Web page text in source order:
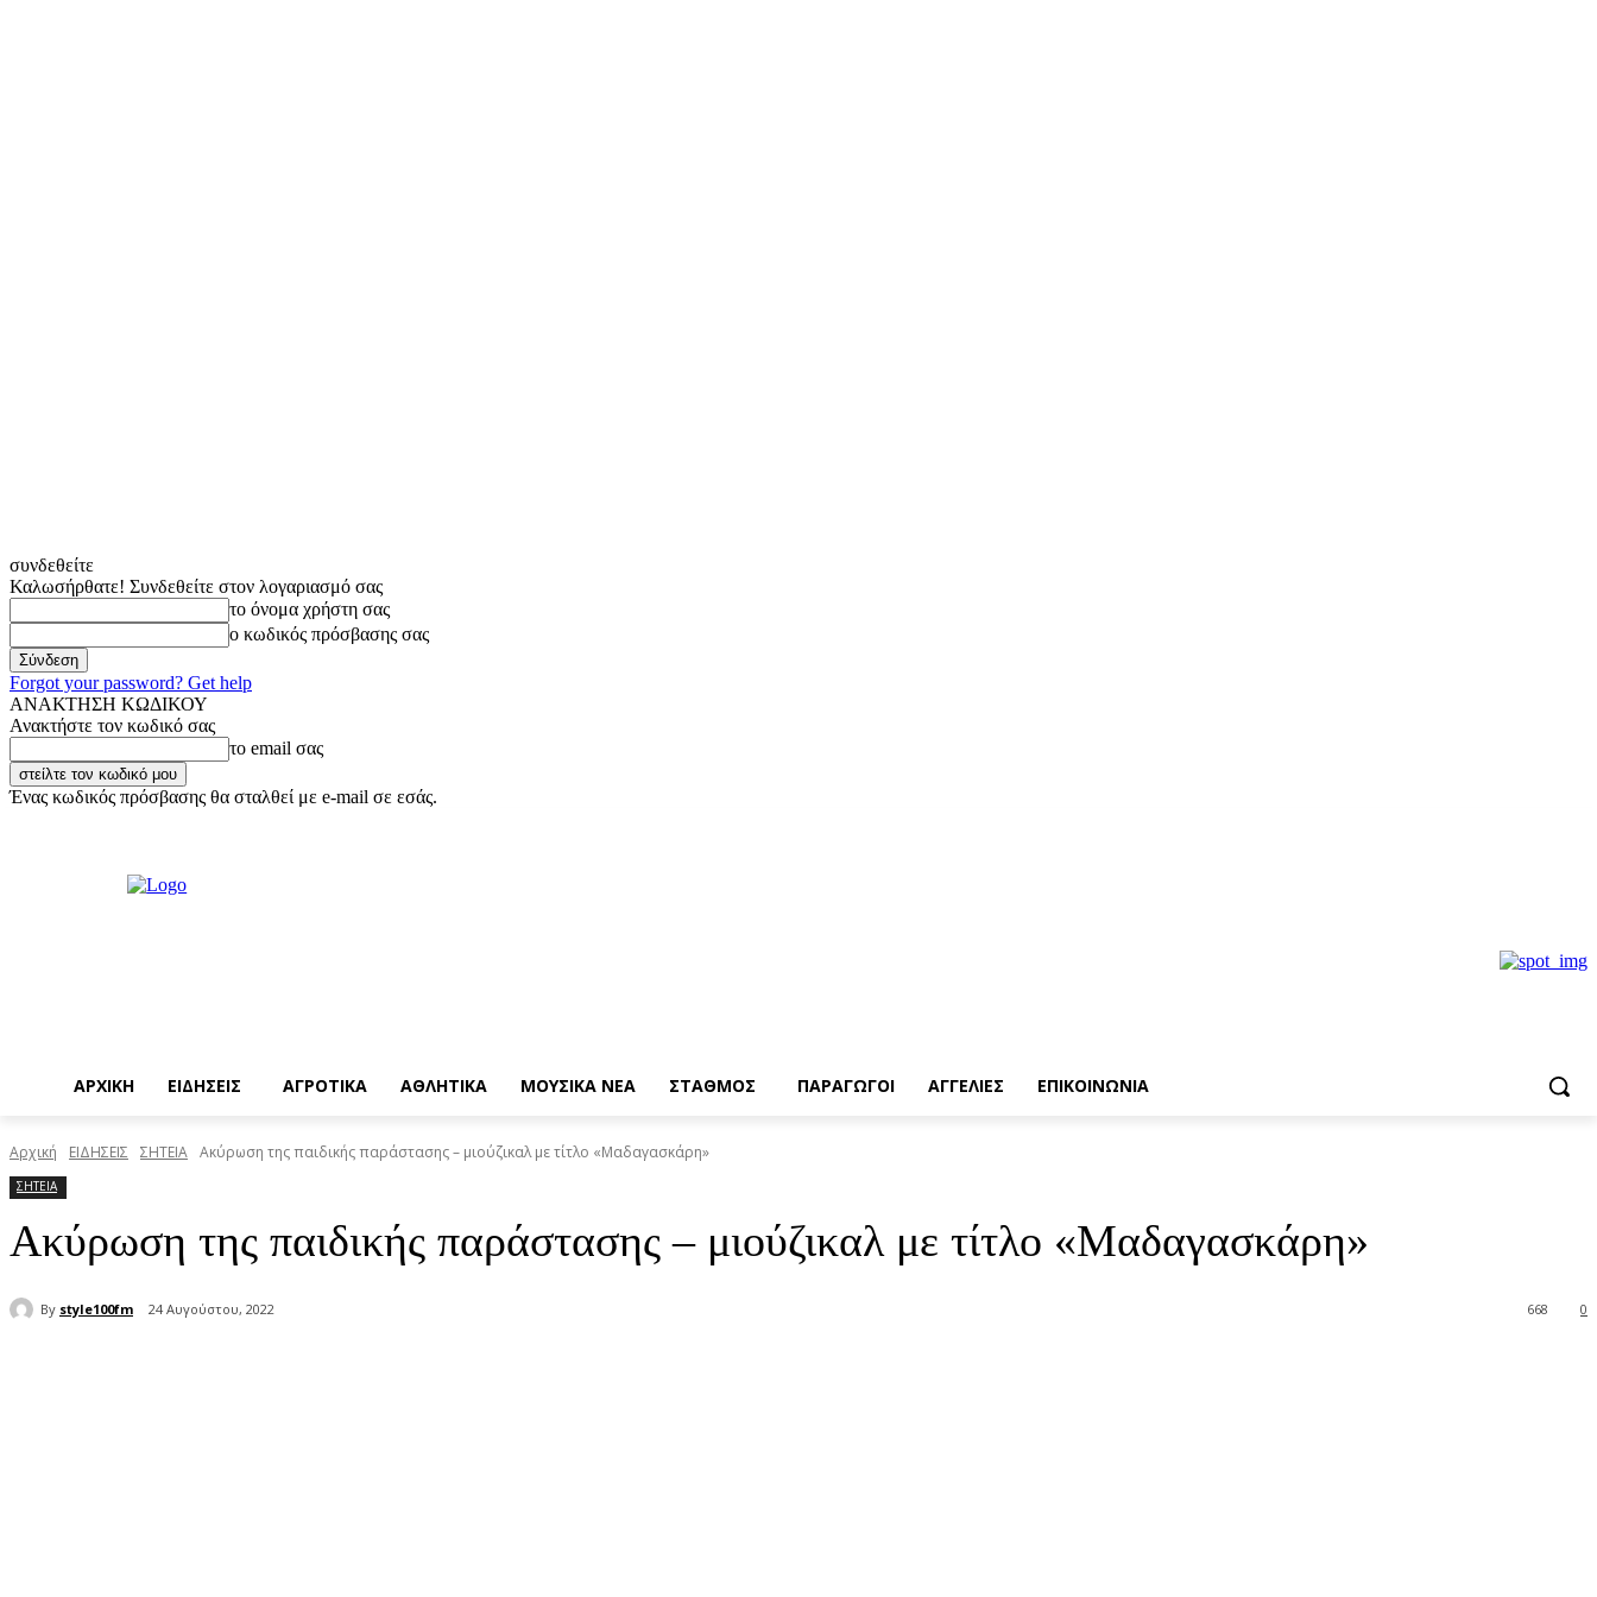
συνδεθείτε
Καλωσήρθατε! Συνδεθείτε στον λογαριασμό σας
το όνομα χρήστη σας
ο κωδικός πρόσβασης σας
Forgot your password? Get help
ΑΝΑΚΤΗΣΗ ΚΩΔΙΚΟΥ
Ανακτήστε τον κωδικό σας
το email σας
Ένας κωδικός πρόσβασης θα σταλθεί με e-mail σε εσάς.
ΑΡΧΙΚΗ ΕΙΔΗΣΕΙΣ ΑΓΡΟΤΙΚΑ ΑΘΛΗΤΙΚΑ ΜΟΥΣΙΚΑ ΝΕΑ ΣΤΑΘΜΟΣ ΠΑΡΑΓΩΓΟΙ ΑΓΓΕΛΙΕΣ ΕΠΙΚΟΙΝΩΝΙΑ
Αρχική ΕΙΔΗΣΕΙΣ ΣΗΤΕΙΑ Ακύρωση της παιδικής παράστασης – μιούζικαλ με τίτλο «Μαδαγασκάρη»
ΣΗΤΕΙΑ
Ακύρωση της παιδικής παράστασης – μιούζικαλ με τίτλο «Μαδαγασκάρη»
By style100fm 24 Αυγούστου, 2022 0
668